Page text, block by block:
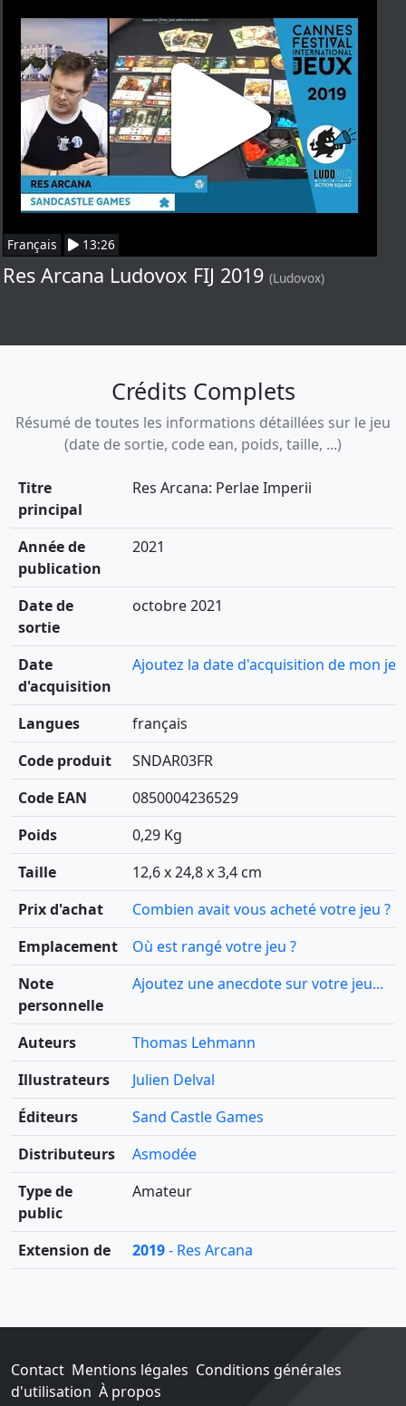
Français 13:26
Res Arcana Ludovox FIJ 2019 (Ludovox)
Crédits Complets
Résumé de toutes les informations détaillées sur le jeu
(date de sortie, code ean, poids, taille, ...)
Titre
principal
Res Arcana: Perlae Imperii
Année de
publication
2021
Date de
sortie
octobre 2021
Date
d'acquisition
Ajoutez la date d'acquisition de mon jeu
Langues
français
Code produit
SNDAR03FR
Code EAN
0850004236529
Poids
0,29 Kg
Taille
12,6 x 24,8 x 3,4 cm
Prix d'achat
Combien avait vous acheté votre jeu ?
Emplacement
Où est rangé votre jeu ?
Note
personnelle
Ajoutez une anecdote sur votre jeu...
Auteurs
Thomas Lehmann
Illustrateurs
Julien Delval
Éditeurs
Sand Castle Games
Distributeurs
Asmodée
Type de
public
Amateur
Extension de 2019- Res Arcana
Contact Mentions légales Conditions générales
d'utilisation À propos